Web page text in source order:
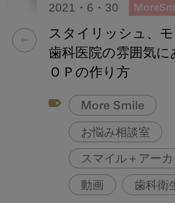
2021・6・30
スタイリッシュ、
歯科医院の雰囲気に
ＯＰの作り方
More Smile
お悩み相談室
スマイル＋アーカ
動画 歯科衛